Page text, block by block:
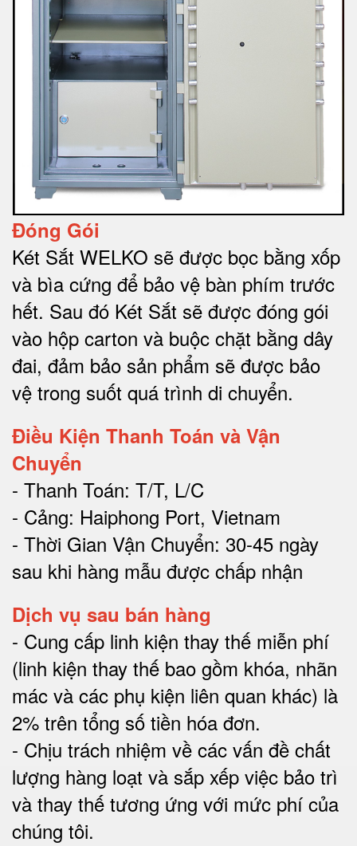
Đóng Gói
Két Sắt WELKO sẽ được bọc bằng xốp
và bìa cứng để bảo vệ bàn phím trước
hết. Sau đó Két Sắt sẽ được đóng gói
vào hộp carton và buộc chặt bằng dây
đai, đảm bảo sản phẩm sẽ được bảo
vệ trong suốt quá trình di chuyển.
Điều Kiện Thanh Toán và Vận
Chuyển
- Thanh Toán: T/T, L/C
- Cảng: Haiphong Port, Vietnam
- Thời Gian Vận Chuyển: 30-45 ngày
sau khi hàng mẫu được chấp nhận
Dịch vụ sau bán hàng
- Cung cấp linh kiện thay thế miễn phí
(linh kiện thay thế bao gồm khóa, nhãn
mác và các phụ kiện liên quan khác) là
2% trên tổng số tiền hóa đơn.
- Chịu trách nhiệm về các vấn đề chất
lượng hàng loạt và sắp xếp việc bảo trì
và thay thế tương ứng với mức phí của
chúng tôi.